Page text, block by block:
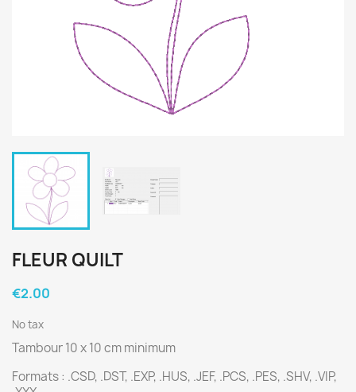
FLEUR QUILT
€2.00
No tax
Tambour 10 x 10 cm minimum
Formats : .CSD, .DST, .EXP, .HUS, .JEF, .PCS, .PES, .SHV, .VIP,